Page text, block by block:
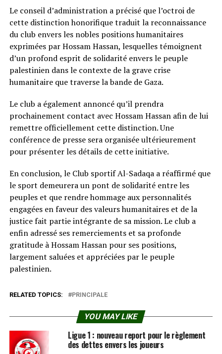
Le conseil d’administration a précisé que l’octroi de
cette distinction honorifique traduit la reconnaissance
du club envers les nobles positions humanitaires
exprimées par Hossam Hassan, lesquelles témoignent
d’un profond esprit de solidarité envers le peuple
palestinien dans le contexte de la grave crise
humanitaire que traverse la bande de Gaza.
Le club a également annoncé qu’il prendra
prochainement contact avec Hossam Hassan afin de lui
remettre officiellement cette distinction. Une
conférence de presse sera organisée ultérieurement
pour présenter les détails de cette initiative.
En conclusion, le Club sportif Al-Sadaqa a réaffirmé que
le sport demeurera un pont de solidarité entre les
peuples et que rendre hommage aux personnalités
engagées en faveur des valeurs humanitaires et de la
justice fait partie intégrante de sa mission. Le club a
enfin adressé ses remerciements et sa profonde
gratitude à Hossam Hassan pour ses positions,
largement saluées et appréciées par le peuple
palestinien.
RELATED TOPICS: PRINCIPALE
YOU MAY LIKE
Ligue 1 : nouveau report pour le règlement
des dettes envers les joueurs